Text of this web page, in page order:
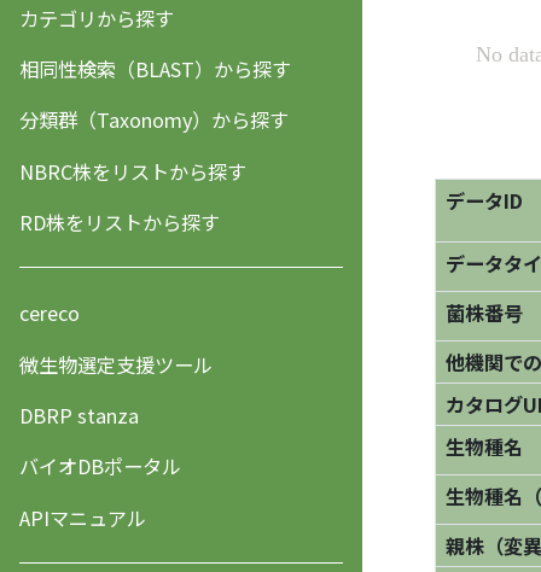
カテゴリから探す
相同性検索（BLAST）から探す
分類群（Taxonomy）から探す
NBRC株をリストから探す
RD株をリストから探す
cereco
微生物選定支援ツール
DBRP stanza
バイオDBポータル
APIマニュアル
データID
データタ
菌株番号
他機関で
カタログ
生物種名
生物種名
親株（変